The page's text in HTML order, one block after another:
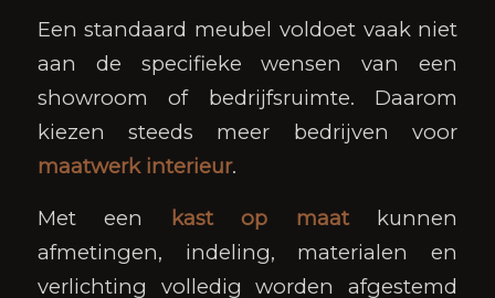
Een standaard meubel voldoet vaak niet
aan de specifieke wensen van een
showroom of bedrijfsruimte. Daarom
kiezen steeds meer bedrijven voor
maatwerk interieur.
Met een kast op maatkunnen
afmetingen, indeling, materialen en
verlichting volledig worden afgestemd